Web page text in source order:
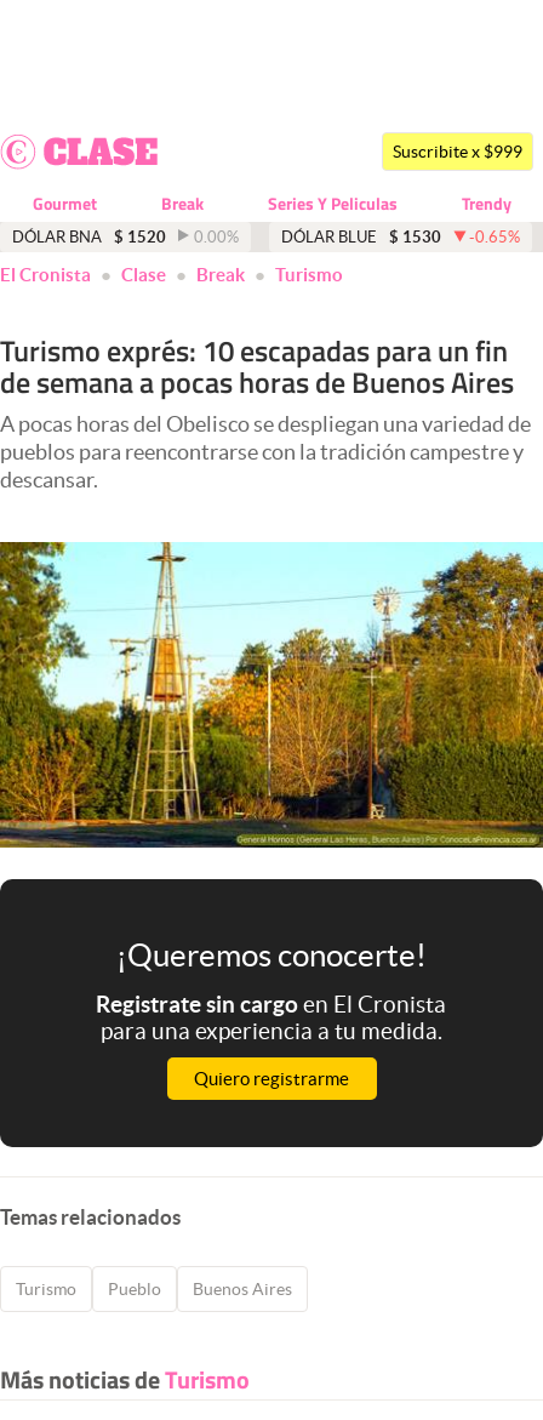
Dólar
Economía y Política
Finanzas y Mercados
Columnistas
Otras secciones
Infotechnology
Clase
Clima
Mundial 2026
Eventos Corporativos
El Cronista Studio
Mediakit
abre en nueva pestaña
Suscribite x $999
Gourmet Break Series Y Peliculas Trendy
DÓLAR BNA $ 1520 0.00% DÓLAR BLUE $ 1530 -0.65%
El Cronista Clase Break Turismo
Turismo exprés: 10 escapadas para un fin
de semana a pocas horas de Buenos Aires
A pocas horas del Obelisco se despliegan una variedad de
pueblos para reencontrarse con la tradición campestre y
descansar.
¡Queremos conocerte!
Registrate sin cargoen El Cronista
para una experiencia a tu medida.
Quiero registrarme
Temas relacionados
Turismo Pueblo Buenos Aires
Más noticias deTurismo